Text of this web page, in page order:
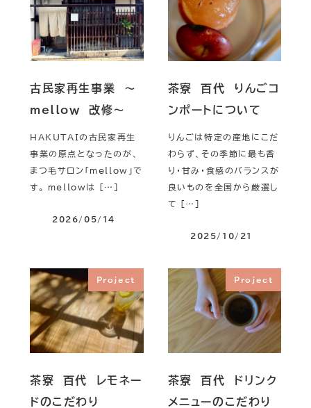
古民家再生事業 ～
mellow 改修～
HAKUTAIの古民家再生
事業の原点となったのが、
まつ毛サロン「mellow」で
す。 mellowは […]
2026/05/14
茶寮 百代 りんごコ
ンポートについて
りんごは特定の産地にこだ
わらず、その季節に最も香
り・甘み・食感のバランスが
良いものを全国から厳選し
て […]
2025/10/21
Project
茶寮 百代 レモネー
ドのこだわり
Project
茶寮 百代 ドリンク
メニューのこだわり